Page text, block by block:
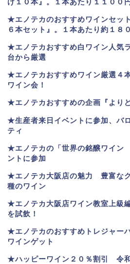
★エノテカのおすすめワインセッ
６本セット』。
１本あたり約１８
★エノテカおすすめ白ワイン人気
台から厳選
★エノテカおすすめワイン厳選４
ワイン会！
★エノテカおすすめの企画『より
★生産者来日イベントに参加、バ
ティ
★エノテカの「世界の銘醸ワイ
ントに参加
★エノテカ大阪店の魅力 豊富な
種のワイン
★エノテカ大阪店ワイン教室上級
を試飲！
★エノテカのおすすめトレジャー
ワインゲット
★ハッピーワイン２０％割引 令